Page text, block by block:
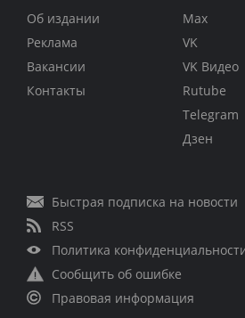
Об издании
Реклама
Вакансии
Контакты
Max
VK
VK Видео
Rutube
Telegram
Дзен
Быстрая подписка на новости
RSS
Политика
Сообщить об ошибке
Правовая информация